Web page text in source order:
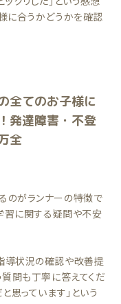
に合うかどうかを確認
全てのお子様に
発達障害・不登
全
のがランナーの特徴で
習に関する疑問や不安
導状況の確認や改善提
質問も丁寧に答えてくだ
思っています」という